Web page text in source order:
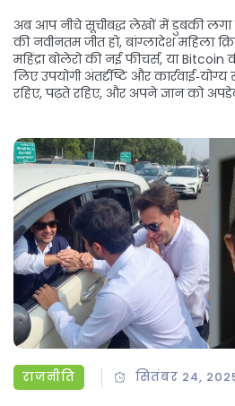
अब आप नीचे सूचीबद्ध लेखों में डुबकी लगा
की नवीनतम जीत हो, बांग्लादेश महिला
महिंद्रा बोलेरो की नई फीचर्स, या
लिए उपयोगी अंतर्दृष्टि और
रहिए, पढ़ते रहिए, और अपने ज्ञान को
राजनीति सितंबर 24,